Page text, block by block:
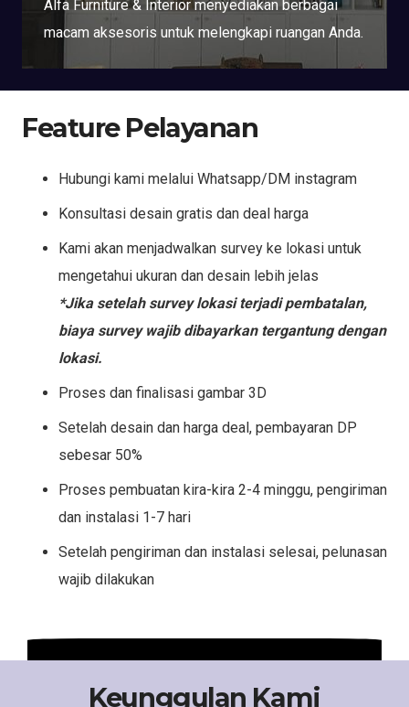
Alfa Furniture & Interior menyediakan berbagai
macam aksesoris untuk melengkapi ruangan Anda.
Feature Pelayanan
Hubungi kami melalui Whatsapp/DM instagram
Konsultasi desain gratis dan deal harga
Kami akan menjadwalkan survey ke lokasi untuk
mengetahui ukuran dan desain lebih jelas
*Jika setelah survey lokasi terjadi pembatalan,
biaya survey wajib dibayarkan tergantung dengan
lokasi.
Proses dan finalisasi gambar 3D
Setelah desain dan harga deal, pembayaran DP
sebesar 50%
Proses pembuatan kira-kira 2-4 minggu, pengiriman
dan instalasi 1-7 hari
Setelah pengiriman dan instalasi selesai, pelunasan
wajib dilakukan
Keunggulan Kami